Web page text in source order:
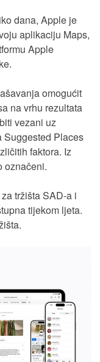
dana, Apple je
aplikaciju Maps,
Apple
omogućit
na vrhu rezultata
vezani uz
Suggested Places
faktora. Iz
označeni.
tržišta SAD-a i
tijekom ljeta.